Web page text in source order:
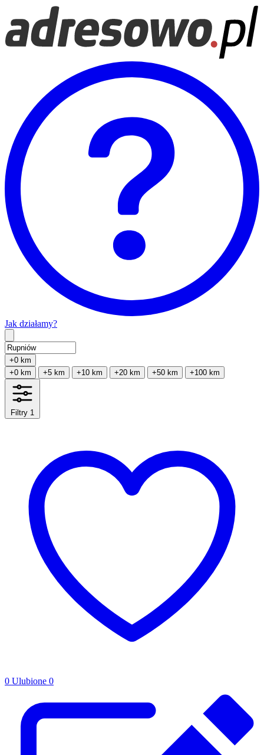
Jak działamy?
+0 km
+0 km
+5 km +10 km +20 km +50 km +100 km
Filtry 1
0 Ulubione 0